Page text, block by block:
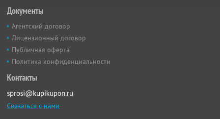
Документы
Агентский договор
Лицензионный договор
Публичная оферта
Политика конфиденциальности
Контакты
sprosi@kupikupon.ru
Связаться с нами